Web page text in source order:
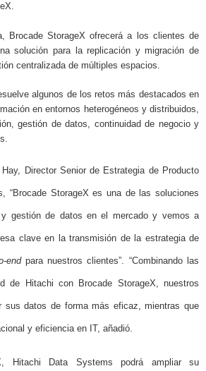
Brocade StorageX ofrecerá a los clientes de
solución para la replicación y migración de
centralizada de múltiples espacios.
algunos de los retos más destacados en
en entornos heterogéneos y distribuidos,
gestión de datos, continuidad de negocio y
Director Senior de Estrategia de Producto
“Brocade StorageX es una de las soluciones
y gestión de datos en el mercado y vemos a
clave en la transmisión de la estrategia de
endpara nuestros clientes”. “Combinando las
de Hitachi con Brocade StorageX, nuestros
sus datos de forma más eficaz, mientras que
y eficiencia en IT, añadió.
Hitachi Data Systems podrá ampliar su